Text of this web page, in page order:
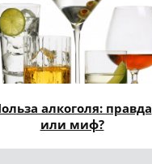
алкоголя: правда
или миф?